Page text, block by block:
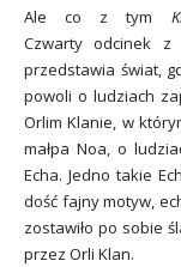
Ale co z tym
Czwarty odcinek z
przedstawia świat,
powoli o ludziach
Orlim Klanie, w
małpa Noa, o
Echa. Jedno takie
dość fajny motyw,
zostawiło po sobie
przez Orli Klan.